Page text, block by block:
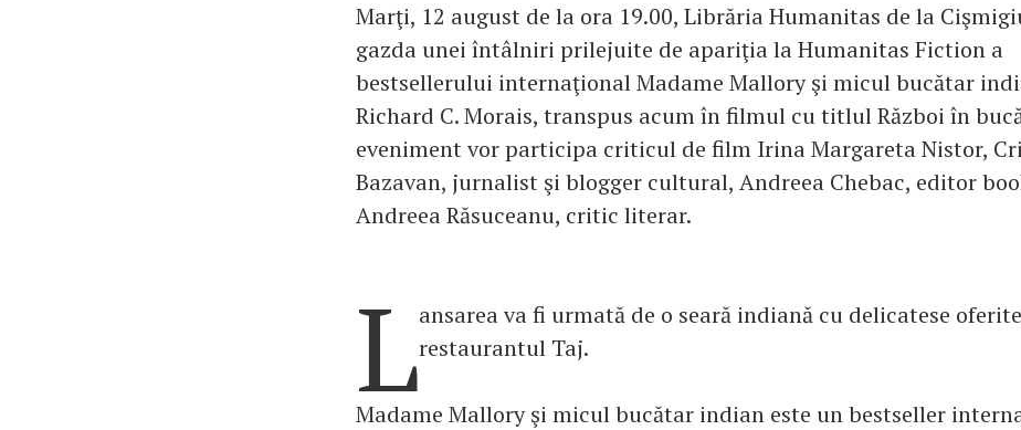
Marţi, 12 august de la ora 19.00, Librăria Humanitas de la
gazda unei întâlniri prilejuite de apariţia la Humanitas Fiction a
bestsellerului internaţional Madame Mallory şi micul bucătar
Richard C. Morais, transpus acum în filmul cu titlul Război în
eveniment vor participa criticul de film Irina Margareta Nistor,
Bazavan, jurnalist şi blogger cultural, Andreea Chebac, editor
Andreea Răsuceanu, critic literar.
Lansarea va fi urmată de o seară indiană cu delicatese
restaurantul Taj.
Madame Mallory şi micul bucătar indian este un bestseller